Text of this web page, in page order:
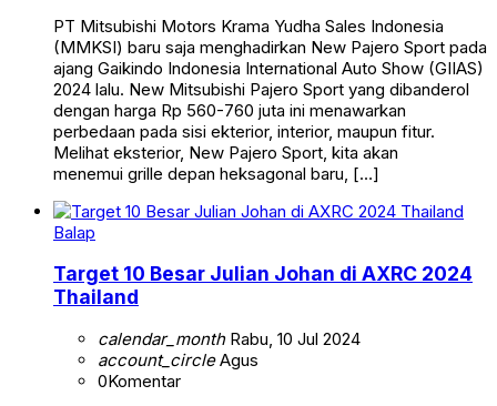
PT Mitsubishi Motors Krama Yudha Sales Indonesia
(MMKSI) baru saja menghadirkan New Pajero Sport pada
ajang Gaikindo Indonesia International Auto Show (GIIAS)
2024 lalu. New Mitsubishi Pajero Sport yang dibanderol
dengan harga Rp 560-760 juta ini menawarkan
perbedaan pada sisi ekterior, interior, maupun fitur.
Melihat eksterior, New Pajero Sport, kita akan
menemui grille depan heksagonal baru, […]
Balap
Target 10 Besar Julian Johan di AXRC 2024
Thailand
calendar_monthRabu, 10 Jul 2024
account_circleAgus
0Komentar